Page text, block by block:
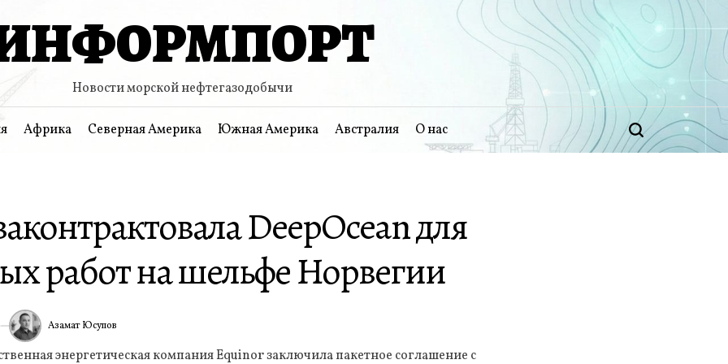
Новости морской нефтегазодобычи
Африка Северная Америка Южная Америка Австралия О нас Поиск
DeepOcean для
работ на шельфе Норвегии
ИА Азамат Юсупов
энергетическая компания Equinor заключила пакетное соглашение с